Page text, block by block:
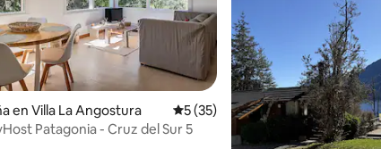
4.99 de 5; 76 evaluaciones
en Villa La Angostura Calificación promedio: 5 de 5; 35
5 (35)
Patagonia - Cruz del Sur 5